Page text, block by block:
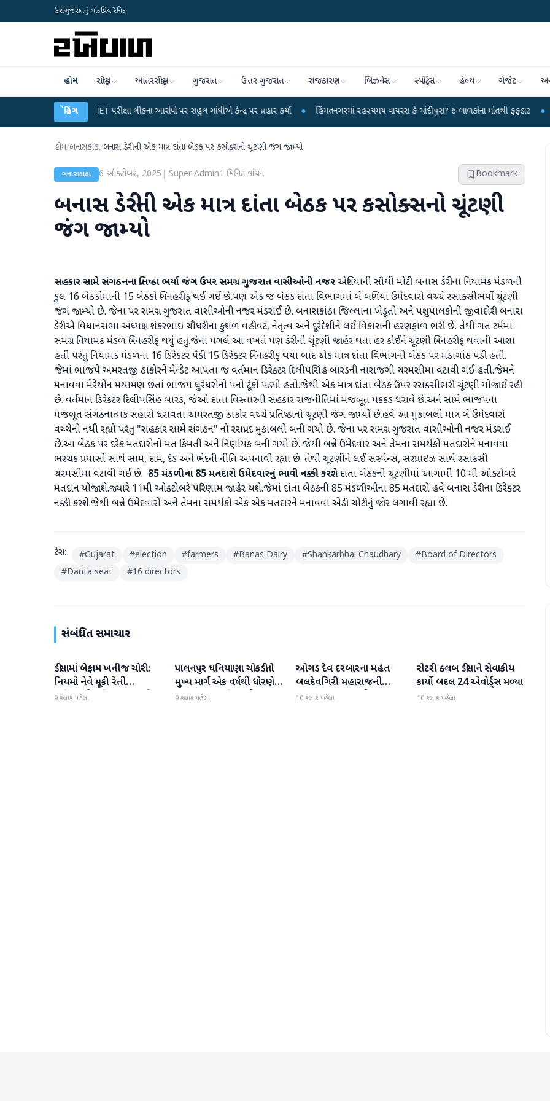
ઉત્તર ગુજરાતનું લોકપ્રિય દૈનિક
હોમ રાષ્ટ્રીય આંતરરાષ્ટ્રીય ગુજરાત ઉત્તર ગુજરાત રાજકારણ બિઝનેસ સ્પોર્ટ્સ હેલ્થ ગેજેટ
બ્રેકિંગ
UGC-NET પરીક્ષા લીકના આરોપો પર રાહુલ ગાંધીએ કેન્દ્ર પર પ્રહાર કર્યા ● હિંમતનગરમાં રહસ્યમય વાયરસ કે ચાંદીપુરા? 6 બાળકોના મોતથી ફફડાટ ● હવામાન
હોમ/બનાસકાંઠા/બનાસ ડેરીની એક માત્ર દાંતા બેઠક પર કસોક્સનો ચૂંટણી જંગ જામ્યો
બનાસકાંઠા 6 ઑક્ટોબર, 2025 Super Admin1 મિનિટ વાંચન Bookmark
બનાસ ડેરીની એક માત્ર દાંતા બેઠક પર કસોક્સનો ચૂંટણી
જંગ જામ્યો
સહકાર સામે સંગઠનના પ્રતિષ્ઠા ભર્યા જંગ ઉપર સમગ્ર ગુજરાત વાસીઓની નજર એશિયાની સૌથી મોટી બનાસ ડેરીના નિયામક મંડળની
કુલ 16 બેઠકોમાંની 15 બેઠકો બિનહરીફ થઈ ગઈ છે.પણ એક જ બેઠક દાંતા વિભાગમાં બે બળિયા ઉમેદવારો વચ્ચે રસાક્સીભર્યો ચૂંટણી
જંગ જામ્યો છે. જેના પર સમગ્ર ગુજરાત વાસીઓની નજર મંડરાઈ છે. બનાસકાંઠા જિલ્લાના ખેડૂતો અને પશુપાલકોની જીવાદોરી બનાસ
ડેરીએ વિધાનસભા અધ્યક્ષ શંકરભાઇ ચૌધરીના કુશળ વહીવટ, નેતૃત્વ અને દૂરંદેશીને લઈ વિકાસની હરણફાળ ભરી છે. તેથી ગત ટર્મમાં
સમગ્ર નિયામક મંડળ બિનહરીફ થયું હતું.જેના પગલે આ વખતે પણ ડેરીની ચૂંટણી જાહેર થતા હર કોઈને ચૂંટણી બિનહરીફ થવાની આશા
હતી પરંતુ નિયામક મંડળના 16 ડિરેકટર પૈકી 15 ડિરેક્ટર બિનહરીફ થયા બાદ એક માત્ર દાંતા વિભાગની બેઠક પર મડાગાંઠ પડી હતી.
જેમાં ભાજપે અમરતજી ઠાકોરને મેન્ડેટ આપતા જ વર્તમાન ડિરેક્ટર દિલીપસિંહ બારડની નારાજગી ચરમસીમા વટાવી ગઈ હતી.જેમને
મનાવવા મેરેથોન મથામણ છતાં ભાજપ ધુરંધરોનો પનો ટૂંકો પડ્યો હતો.જેથી એક માત્ર દાંતા બેઠક ઉપર રસક્સીભરી ચૂંટણી યોજાઈ રહી
છે. વર્તમાન ડિરેકટર દિલીપસિંહ બારડ, જેઓ દાંતા વિસ્તારની સહકાર રાજનીતિમાં મજબૂત પકકડ ધરાવે છે.અને સામે ભાજપના
મજબૂત સંગઠનાત્મક સહારો ધરાવતા અમરતજી ઠાકોર વચ્ચે પ્રતિષ્ઠાનો ચૂંટણી જંગ જામ્યો છે.હવે આ મુકાબલો માત્ર બે ઉમેદવારો
વચ્ચેનો નથી રહ્યો પરંતુ "સહકાર સામે સંગઠન" નો રસપ્રદ મુકાબલો બની ગયો છે. જેના પર સમગ્ર ગુજરાત વાસીઓની નજર મંડરાઈ
છે.આ બેઠક પર દરેક મતદારોનો મત કિંમતી અને નિર્ણાયક બની ગયો છે. જેથી બન્ને ઉમેદવાર અને તેમના સમર્થકો મતદારોને મનાવવા
ભરચક પ્રયાસો સાથે સામ, દામ, દંડ અને ભેદની નીતિ અપનાવી રહ્યા છે. તેથી ચૂંટણીને લઈ સસ્પેન્સ, સરપ્રાઇઝ સાથે રસાકસી
ચરમસીમા વટાવી ગઈ છે. 85 મંડળીના 85 મતદારો ઉમેદવારનું ભાવી નક્કી કરશેદાંતા બેઠકની ચૂંટણીમાં આગામી 10 મી ઓક્ટોબરે
મતદાન યોજાશે.જ્યારે 11મી ઓક્ટોબરે પરિણામ જાહેર થશે.જેમાં દાંતા બેઠકની 85 મંડળીઓના 85 મતદારો હવે બનાસ ડેરીના ડિરેક્ટર
નક્કી કરશે.જેથી બન્ને ઉમેદવારો અને તેમના સમર્થકો એક એક મતદારને મનાવવા એડી ચોટીનું જોર લગાવી રહ્યા છે.
ટેગ્સ: #Gujarat #election #farmers #Banas Dairy #Shankarbhai Chaudhary #Board of Directors
#Danta seat #16 directors
સંબંધિત સમાચાર
બનાસકાંઠા
ડીસામાં બેફામ ખનીજ ચોરી:
નિયમો નેવે મૂકી રેતી
માફિયાઓ સક્રિય, તંત્ર સામે
9 કલાક પહેલા
બનાસકાંઠા
પાલનપુર ધનિયાણા ચોકડીનો
મુખ્ય માર્ગ એક વર્ષથી ધોરણે:
ગટરલાઇન પછી રસ્તો ન
9 કલાક પહેલા
બનાસકાંઠા
ઓગડ દેવ દરબારના મહંત
બલદેવગિરી મહારાજની
અટકાયત બાદ જામીન પર
10 કલાક પહેલા
બનાસકાંઠા
રોટરી ક્લબ ડીસાને સેવાકીય
કાર્યો બદલ 24 એવોર્ડ્સ મળ્યા
10 કલાક પહેલા